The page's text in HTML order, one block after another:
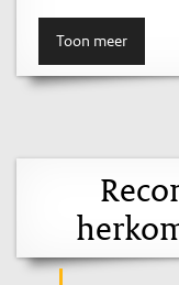
Toon meer